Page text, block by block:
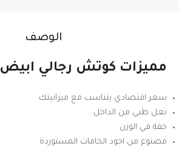
الوصف
مميزات كوتش رجالي ابيض
سعر اقتصادي يتناسب مع ميزانيتك
نعل طبي من الداخل
خفة في الوزن
مصنوع من اجود الخامات المستوردة